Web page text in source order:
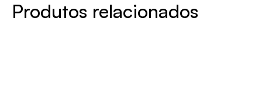
Produtos relacionados